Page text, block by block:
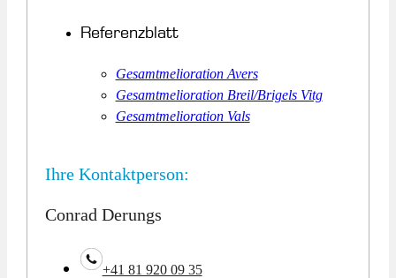
Referenzblatt
Gesamtmelioration Avers
Gesamtmelioration Breil/Brigels Vitg
Gesamtmelioration Vals
Ihre Kontaktperson:
Conrad Derungs
+41 81 920 09 35